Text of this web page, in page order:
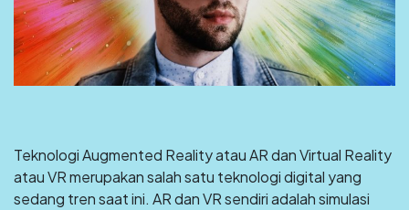
Teknologi Augmented Reality atau AR dan Virtual Reality
atau VR merupakan salah satu teknologi digital yang
sedang tren saat ini. AR dan VR sendiri adalah simulasi